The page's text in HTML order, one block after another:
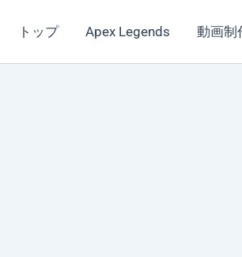
トップ Apex Legends 動画制